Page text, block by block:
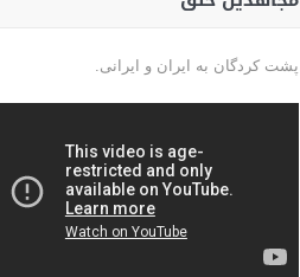
پشت کردگان به ایران و ایرانی.